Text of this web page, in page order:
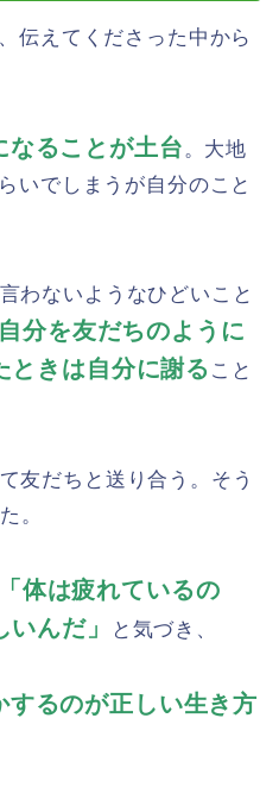
伝えてくださった中から
なることが土台 。大地
いでしまうが自分のこと
わないようなひどいこと
自分を友だちのように
ときは自分に謝る こと
友だちと送り合う。そう
。
「体は疲れているの
んだ」
と気づき、
するのが正しい生き方